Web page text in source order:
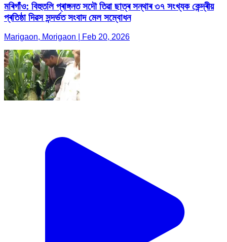
মৰিগাঁও: বিহুতলি প্ৰাঙ্গনত সদৌ তিৱা ছাত্ৰ সন্থাৰ ৩৭ সংখ্যক কেন্দ্ৰীয়
প্ৰতিষ্ঠা দিৱস সন্দৰ্ভত সংবাদ মেল সম্বোধন
Marigaon, Morigaon | Feb 20, 2026